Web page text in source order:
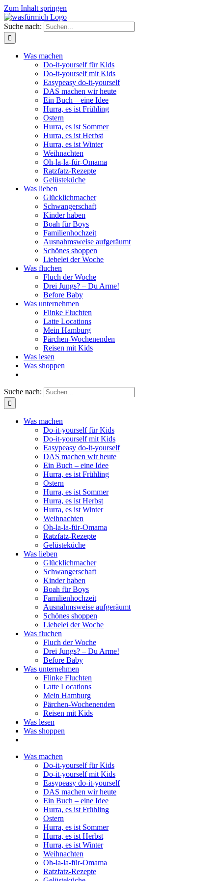
Zum Inhalt springen
Suche nach:
Was machen
Do-it-yourself für Kids
Do-it-yourself mit Kids
Easypeasy do-it-yourself
DAS machen wir heute
Ein Buch – eine Idee
Hurra, es ist Frühling
Ostern
Hurra, es ist Sommer
Hurra, es ist Herbst
Hurra, es ist Winter
Weihnachten
Oh-la-la-für-Omama
Ratzfatz-Rezepte
Gelüsteküche
Was lieben
Glücklichmacher
Schwangerschaft
Kinder haben
Boah für Boys
Familienhochzeit
Ausnahmsweise aufgeräumt
Schönes shoppen
Liebelei der Woche
Was fluchen
Fluch der Woche
Drei Jungs? – Du Arme!
Before Baby
Was unternehmen
Flinke Fluchten
Latte Locations
Mein Hamburg
Pärchen-Wochenenden
Reisen mit Kids
Was lesen
Was shoppen
Suche nach:
Was machen
Do-it-yourself für Kids
Do-it-yourself mit Kids
Easypeasy do-it-yourself
DAS machen wir heute
Ein Buch – eine Idee
Hurra, es ist Frühling
Ostern
Hurra, es ist Sommer
Hurra, es ist Herbst
Hurra, es ist Winter
Weihnachten
Oh-la-la-für-Omama
Ratzfatz-Rezepte
Gelüsteküche
Was lieben
Glücklichmacher
Schwangerschaft
Kinder haben
Boah für Boys
Familienhochzeit
Ausnahmsweise aufgeräumt
Schönes shoppen
Liebelei der Woche
Was fluchen
Fluch der Woche
Drei Jungs? – Du Arme!
Before Baby
Was unternehmen
Flinke Fluchten
Latte Locations
Mein Hamburg
Pärchen-Wochenenden
Reisen mit Kids
Was lesen
Was shoppen
Was machen
Do-it-yourself für Kids
Do-it-yourself mit Kids
Easypeasy do-it-yourself
DAS machen wir heute
Ein Buch – eine Idee
Hurra, es ist Frühling
Ostern
Hurra, es ist Sommer
Hurra, es ist Herbst
Hurra, es ist Winter
Weihnachten
Oh-la-la-für-Omama
Ratzfatz-Rezepte